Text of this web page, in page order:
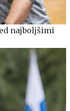
najboljšimi